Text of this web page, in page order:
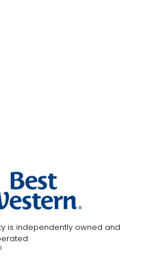
is independently owned and